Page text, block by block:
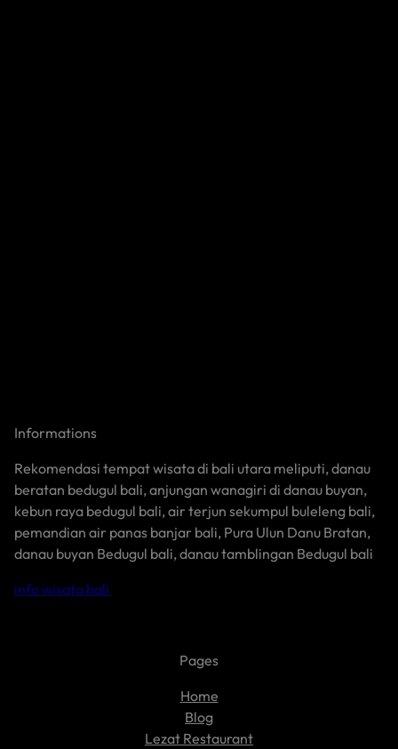
Informations
Rekomendasi tempat wisata di bali utara meliputi, danau
beratan bedugul bali, anjungan wanagiri di danau buyan,
kebun raya bedugul bali, air terjun sekumpul buleleng bali,
pemandian air panas banjar bali, Pura Ulun Danu Bratan,
danau buyan Bedugul bali, danau tamblingan Bedugul bali
info wisata bali
Pages
Home
Blog
Lezat Restaurant